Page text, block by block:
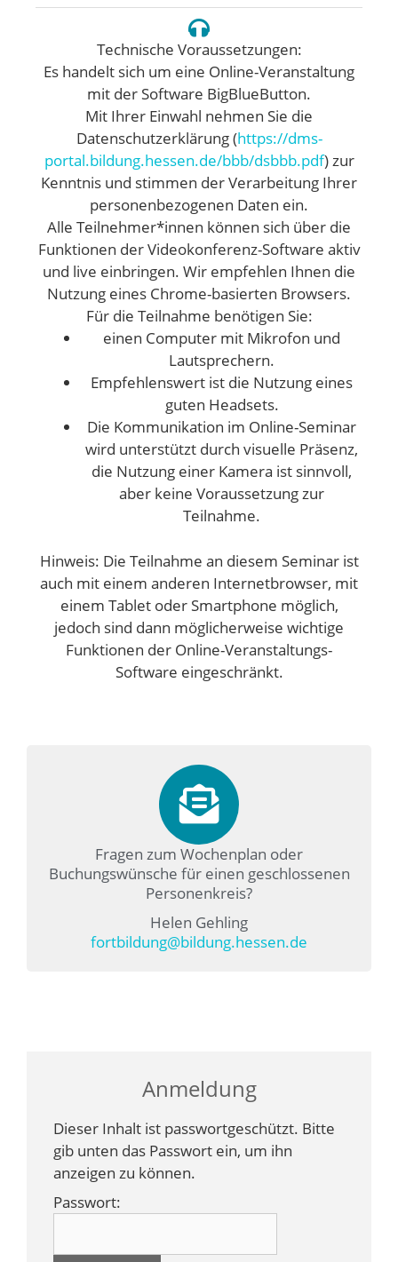
Technische Voraussetzungen:
Es handelt sich um eine Online-Veranstaltung
mit der Software BigBlueButton.
Mit Ihrer Einwahl nehmen Sie die
Datenschutzerklärung (https://dms-
portal.bildung.hessen.de/bbb/dsbbb.pdf) zur
Kenntnis und stimmen der Verarbeitung Ihrer
personenbezogenen Daten ein.
Alle Teilnehmer*innen können sich über die
Funktionen der Videokonferenz-Software aktiv
und live einbringen. Wir empfehlen Ihnen die
Nutzung eines Chrome-basierten Browsers.
Für die Teilnahme benötigen Sie:
einen Computer mit Mikrofon und
Lautsprechern.
Empfehlenswert ist die Nutzung eines
guten Headsets.
Die Kommunikation im Online-Seminar
wird unterstützt durch visuelle Präsenz,
die Nutzung einer Kamera ist sinnvoll,
aber keine Voraussetzung zur
Teilnahme.
Hinweis: Die Teilnahme an diesem Seminar ist
auch mit einem anderen Internetbrowser, mit
einem Tablet oder Smartphone möglich,
jedoch sind dann möglicherweise wichtige
Funktionen der Online-Veranstaltungs-
Software eingeschränkt.
Fragen zum Wochenplan oder
Buchungswünsche für einen geschlossenen
Personenkreis?
Helen Gehling
fortbildung@bildung.hessen.de
Anmeldung
Dieser Inhalt ist passwortgeschützt. Bitte
gib unten das Passwort ein, um ihn
anzeigen zu können.
Passwort: